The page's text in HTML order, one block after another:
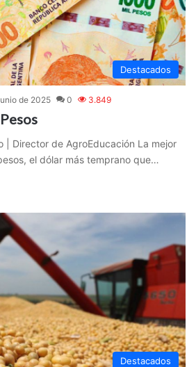
Destacados
de 2025 0 3.849
| Director de AgroEducación La mejor
el dólar más temprano que…
Destacados